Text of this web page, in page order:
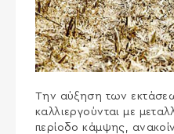
Την αύξηση των
καλλιεργούνται με
περίοδο κάμψης,